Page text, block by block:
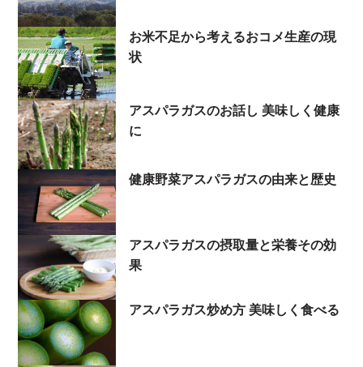
お米不足から考えるおコメ生産の現
状
アスパラガスのお話し 美味しく健康
に
健康野菜アスパラガスの由来と歴史
アスパラガスの摂取量と栄養その効
果
アスパラガス炒め方 美味しく食べる